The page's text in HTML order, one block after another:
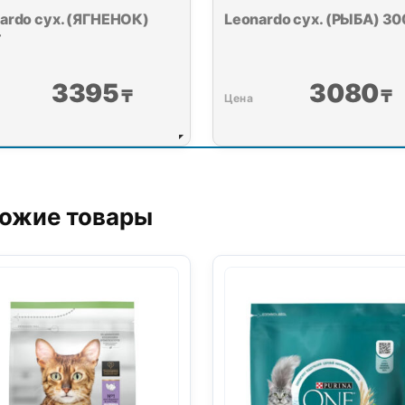
сух. (ЯГНЕНОК)
3395₸
Leonardo сух. (РЫБА)
3080₸
товары
20 кг